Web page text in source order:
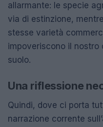
allarmante: le specie
via di estinzione,
stesse varietà
impoveriscono il
suolo.
Una riflessione
Quindi, dove ci porta
narrazione corrente